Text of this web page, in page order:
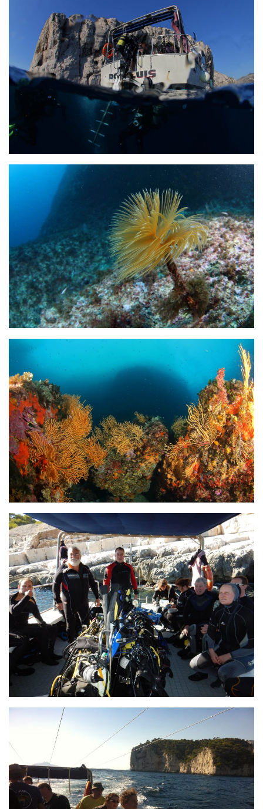
sorties 2017
Sorties 2016
Sorties 2015
Sorties 2014
Environnement et Biologie Sub
AUDIOVISUEL
Photo
Vidéo
Peinture
NAGE
NAP / NEV
Agenda
Les Palmes du Lac
Résultats Compétitions
MATERIEL
Section Matériel
Occasions